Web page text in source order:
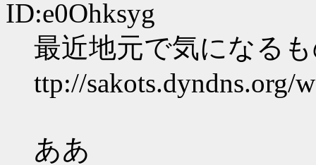
ID:e0Ohksyg
最近地元で気になる
ttp://sakots.dyndns.org/
ああ